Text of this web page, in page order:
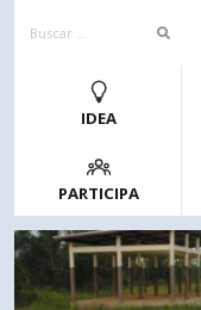
IDEA
PARTICIPA